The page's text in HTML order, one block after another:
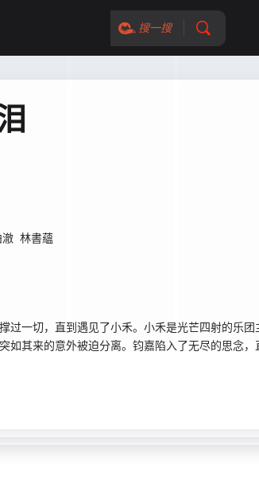
搜一搜
澈 林書蘊
过一切，直到遇见了小禾。小禾是光芒四射的乐
如其来的意外被迫分离。钧嘉陷入了无尽的思念